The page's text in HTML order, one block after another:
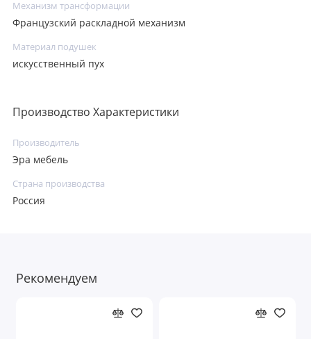
Механизм трансформации
Французский раскладной механизм
Материал подушек
искусственный пух
Производство Характеристики
Производитель
Эра мебель
Страна производства
Россия
Рекомендуем